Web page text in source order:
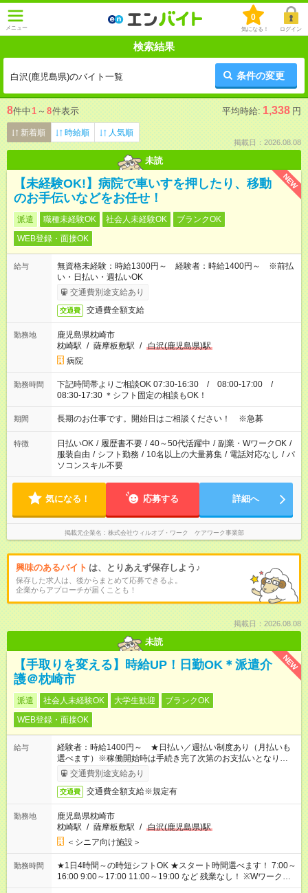
メニュー
0
気になる！ ログイン
検索結果
白沢(鹿児島県)のバイト一覧 条件の変更
8件中1 ～ 8件表示 平均時給: 1,338 円
新着順 時給順 人気順
掲載日：2026.08.08
未読
NEW
【未経験OK!】病院で車いすを押したり、移動
のお手伝いなどをお任せ！
派遣 職種未経験OK 社会人未経験OK
ブランクOK
WEB登録・面接OK
給与
無資格未経験：時給1300円～ 経験者：時給1400円～ ※前払
い・日払い・週払いOK
交通費別途支給あり
交通費 交通費全額支給
勤務地
鹿児島県枕崎市
枕崎駅 / 薩摩板敷駅 / 白沢(鹿児島県)駅
病院
勤務時間
下記時間帯よりご相談OK 07:30-16:30 / 08:00-17:00 /
08:30-17:30 ＊シフト固定の相談もOK！
期間 長期のお仕事です。開始日はご相談ください！ ※急募
特徴 日払いOK / 履歴書不要 / 40～50代活躍中 / 副業・WワークOK /
服装自由 / シフト勤務 / 10名以上の大量募集 / 電話対応なし / パ
ソコンスキル不要
気になる！ 応募する 詳細へ
掲載元企業名 株式会社ウィルオブ・ワーク ケアワーク事業部
興味のあるバイト は、とりあえず保存しよう♪
保存した求人は、後からまとめて応募できるよ。
企業からアプローチが届くことも！
掲載日：2026.08.08
未読
NEW
【手取りを変える】時給UP！日勤OK＊派遣介
護＠枕崎市
派遣 社会人未経験OK 大学生歓迎
ブランクOK
WEB登録・面接OK
給与
経験者：時給1400円～ ★日払い／週払い制度あり（月払いも
選べます）※稼働開始時は手続き完了次第のお支払いとなりま
す。交通費別途支給あり
交通費 交通費全額支給※規定有
勤務地
鹿児島県枕崎市
枕崎駅 / 薩摩板敷駅 / 白沢(鹿児島県)駅
＜シニア向け施設＞
勤務時間
★1日4時間～の時短シフトOK ★スタート時間選べます！ 7:00～
16:00 9:00～17:00 11:00～19:00 など 残業なし！ ※Wワークの
場合、他のお仕事と合わせ週40時間超の就業はご案内できませ